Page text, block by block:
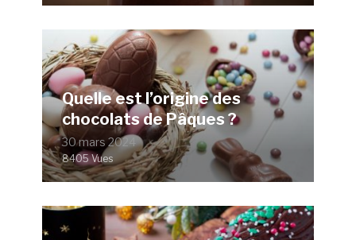
Quelle est l’origine des
chocolats de Pâques ?
30 mars 2024
8405 Vues